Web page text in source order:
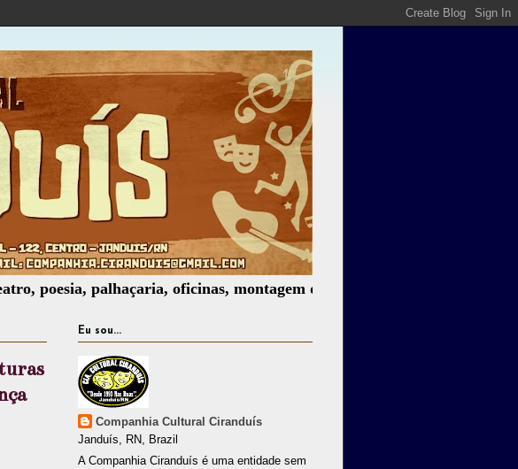
palhaçaria, oficinas, montagem de espetáculos, assessoria cultural,
Eu sou...
Companhia Cultural Ciranduís
Janduís, RN, Brazil
A Companhia Ciranduís é uma entidade sem